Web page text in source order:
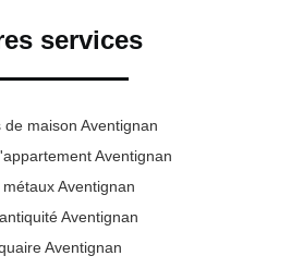
services
de maison Aventignan
Aventignan
Aventignan
Aventignan
Aventignan